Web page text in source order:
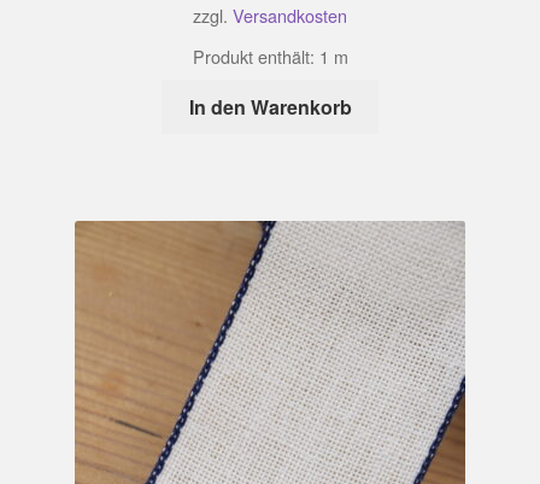
zzgl. Versandkosten
Produkt enthält: 1 m
In den Warenkorb